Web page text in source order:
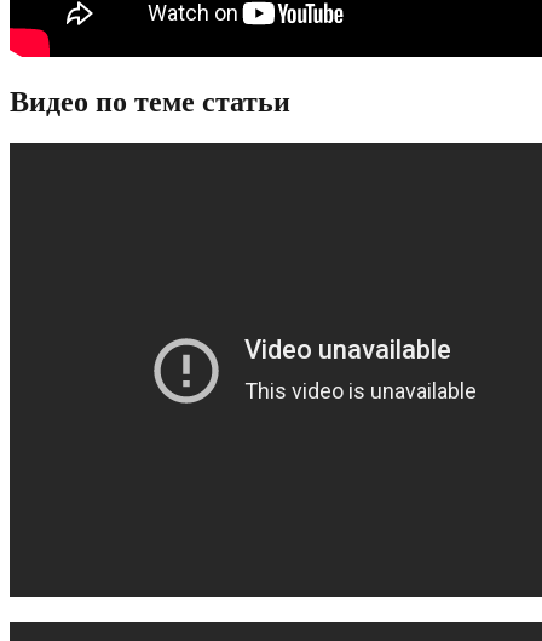
Видео по теме статьи